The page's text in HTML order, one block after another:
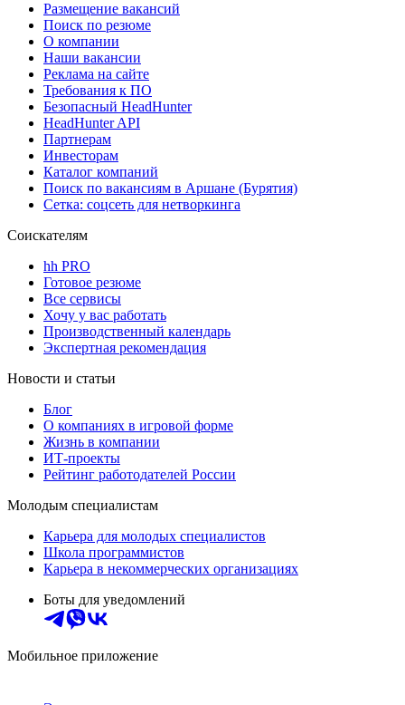
Размещение вакансий
Поиск по резюме
О компании
Наши вакансии
Реклама на сайте
Требования к ПО
Безопасный HeadHunter
HeadHunter API
Партнерам
Инвесторам
Каталог компаний
Поиск по вакансиям в Аршане (Бурятия)
Сетка: соцсеть для нетворкинга
Соискателям
hh PRO
Готовое резюме
Все сервисы
Хочу у вас работать
Производственный календарь
Экспертная рекомендация
Новости и статьи
Блог
О компаниях в игровой форме
Жизнь в компании
ИТ-проекты
Рейтинг работодателей России
Молодым специалистам
Карьера для молодых специалистов
Школа программистов
Карьера в некоммерческих организациях
Боты для уведомлений
Мобильное приложение